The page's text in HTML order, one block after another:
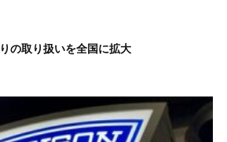
の取り扱いを全国に拡大